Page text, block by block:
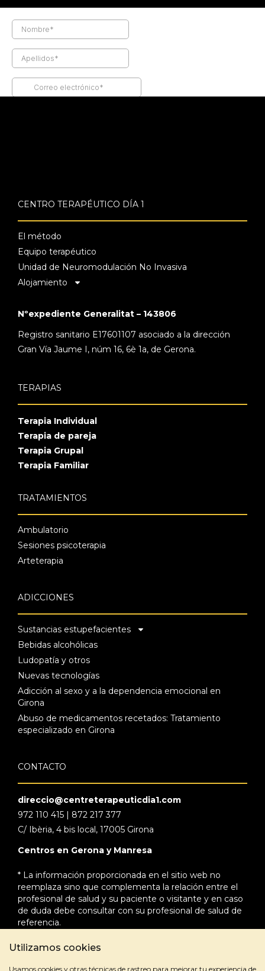
Utilizamos cookies
Usamos cookies y otras técnicas de rastreo para mejorar tu experiencia de
CENTRO TERAPÉUTICO DÍA 1
El método
Equipo terapéutico
Unidad de Neuromodulación No Invasiva
Alojamiento
Nºexpediente Generalitat – 143806
Registro sanitario E17601107 asociado a la dirección
Gran Vía Jaume I, núm 16, 6è 1a, de Gerona.
TERAPIAS
Terapia Individual
Terapia de pareja
Terapia Grupal
Terapia Familiar
TRATAMIENTOS
Ambulatorio
Sesiones psicoterapia
Arteterapia
ADICCIONES
Sustancias estupefacientes
Bebidas alcohólicas
Ludopatía y otros
Nuevas tecnologías
Adicción al sexo y a la dependencia emocional en
Girona
Abuso de medicamentos recetados: Tratamiento
especializado en Girona
CONTACTO
direccio@centreterapeuticdia1.com
972 110 415 | 872 217 377
C/ Ibèria, 4 bis local, 17005 Girona
Centros en Gerona y Manresa
* La información proporcionada en el sitio web no
reemplaza sino que complementa la relación entre el
profesional de salud y su paciente o visitante y en caso
de duda debe consultar con su profesional de salud de
referencia.